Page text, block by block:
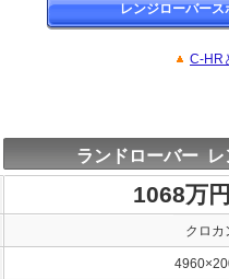
レンジローバー
C-HR
ランドローバー レ
1068万円
クロカ